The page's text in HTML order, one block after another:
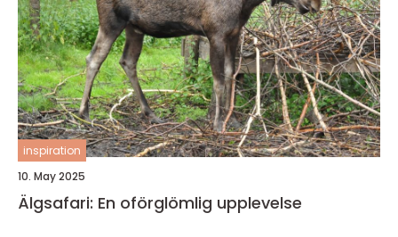
inspiration
10. May 2025
Älgsafari: En oförglömlig upplevelse